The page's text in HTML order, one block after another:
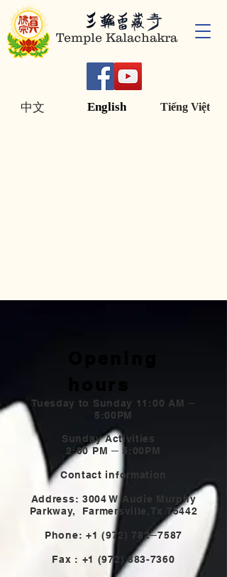
Temple Kalachakra
English Tiếng Việt
中文
Tuesday to Sunday 11:00 AM ─
5:00PM
Sunday Activities
2:00 PM ─ 5:00PM
Contact information
Address: 3004 W Audie Murphy
Parkway, Farmersville,Tx 75442
Phone: +1 (972) 782─7587
Fax : +1 (972) 883-7360